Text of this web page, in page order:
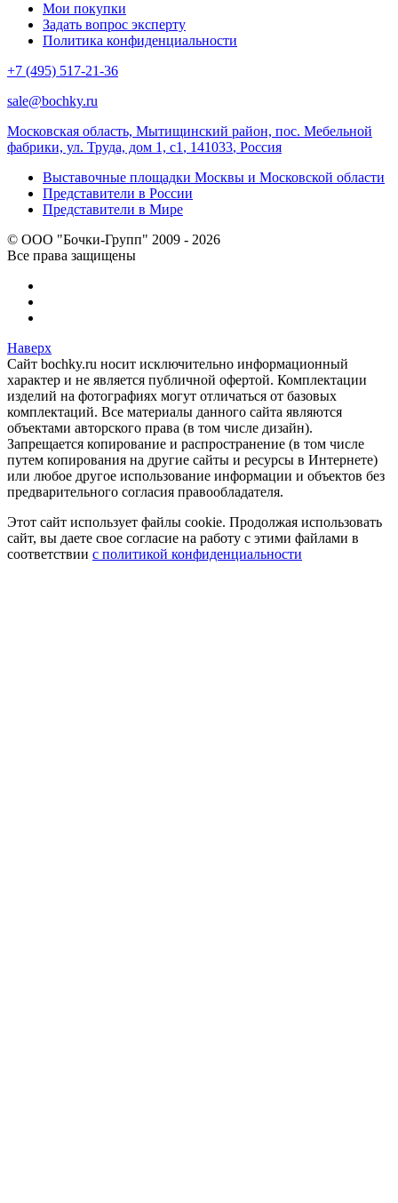
Мои покупки
Задать вопрос эксперту
Политика конфиденциальности
+7 (495) 517-21-36
sale@bochky.ru
Московская область, Мытищинский район, пос. Мебельной
фабрики, ул. Труда, дом 1, с1, 141033, Россия
Выставочные площадки Москвы и Московской области
Представители в России
Представители в Мире
© ООО "Бочки-Групп" 2009 - 2026
Все права защищены
Наверх
Сайт bochky.ru носит исключительно информационный
характер и не является публичной офертой. Комплектации
изделий на фотографиях могут отличаться от базовых
комплектаций. Все материалы данного сайта являются
объектами авторского права (в том числе дизайн).
Запрещается копирование и распространение (в том числе
путем копирования на другие сайты и ресурсы в Интернете)
или любое другое использование информации и объектов без
предварительного согласия правообладателя.
Этот сайт использует файлы cookie. Продолжая использовать
сайт, вы даете свое согласие на работу с этими файлами в
соответствии с политикой конфиденциальности